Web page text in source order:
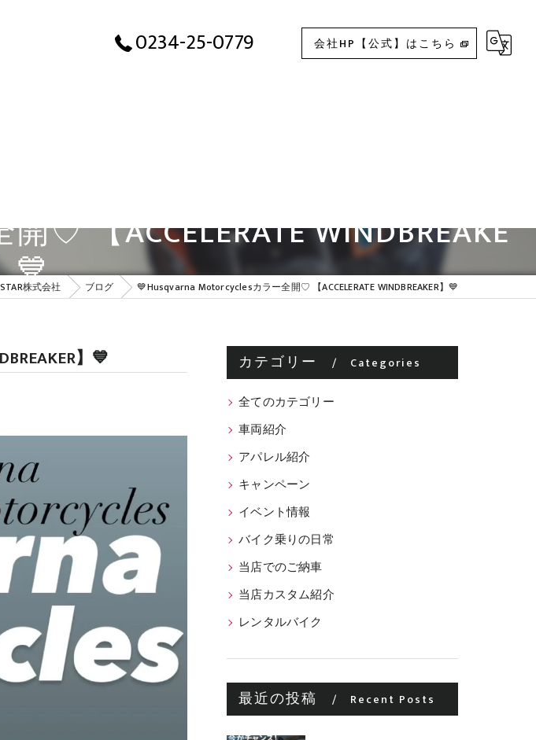
0234-25-0779 会社HP【公式】はこちら
♡ 【ACCELERATE WINDBREAKE
💙
株式会社 ブログ 💙Husqvarna Motorcyclesカラー全開♡ 【ACCELERATE WINDBREAKER】💙
】💙 カテゴリー Categories
全てのカテゴリー
車両紹介
アパレル紹介
キャンペーン
イベント情報
バイク乗りの日常
当店でのご納車
当店カスタム紹介
レンタルバイク
最近の投稿 Recent Posts